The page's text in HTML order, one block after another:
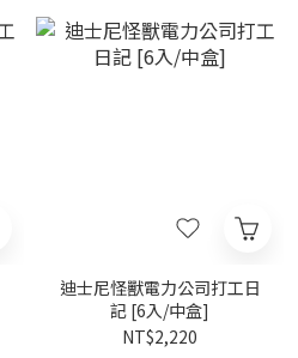
迪士尼怪獸電力公司打工日
記 [6入/中盒]
NT$2,220